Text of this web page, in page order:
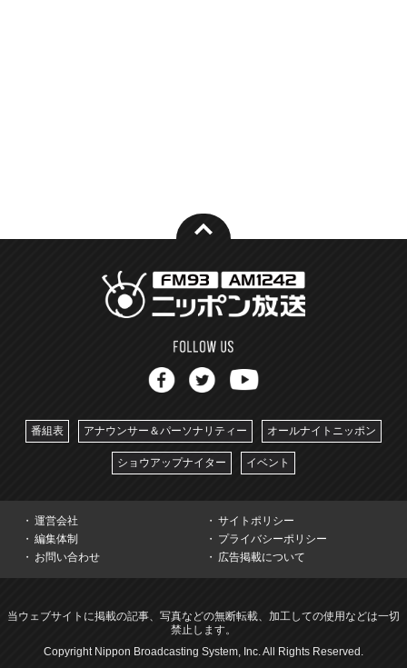
番組表 アナウンサー＆パーソナリティー オールナイトニッポン
ショウアップナイター イベント
運営会社
サイトポリシー
編集体制
プライバシーポリシー
お問い合わせ
広告掲載について
当ウェブサイトに掲載の記事、写真などの無断転載、加工しての使用などは一切
禁止します。
Copyright Nippon Broadcasting System, Inc. All Rights Reserved.